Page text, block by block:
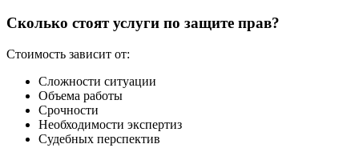
Сколько стоят услуги по защите прав?
Стоимость зависит от:
Сложности ситуации
Объема работы
Срочности
Необходимости экспертиз
Судебных перспектив